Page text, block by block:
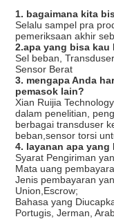
1. bagaimana kita
Selalu sampel pra
pemeriksaan akhir
2.apa yang bisa kau
Sel beban,
Sensor Berat
3. mengapa Anda
pemasok lain?
Xian Ruijia
dalam penelitian,
berbagai transduser
beban,sensor torsi
4. layanan apa yang
Syarat Pengiriman
Mata uang
Jenis pembayaran
Union,Escrow;
Bahasa yang
Portugis, Jerman,